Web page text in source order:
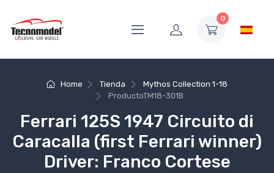
0
Home Tienda
Mythos Collection 1-18
ProductoTM18-301B
Ferrari 125S 1947 Circuito di
Caracalla (first Ferrari winner)
Driver: Franco Cortese